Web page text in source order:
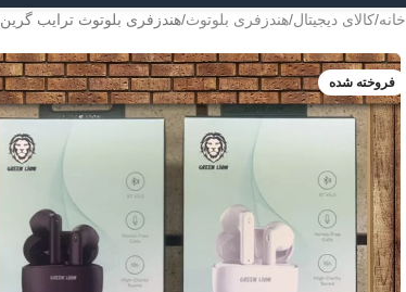
خانه کالای دیجیتال هندزفری بلوتوث هندزفری بلوتوث ترایب گرین Green Earbuds Tribe
فروخته شده
سفید
مشکی